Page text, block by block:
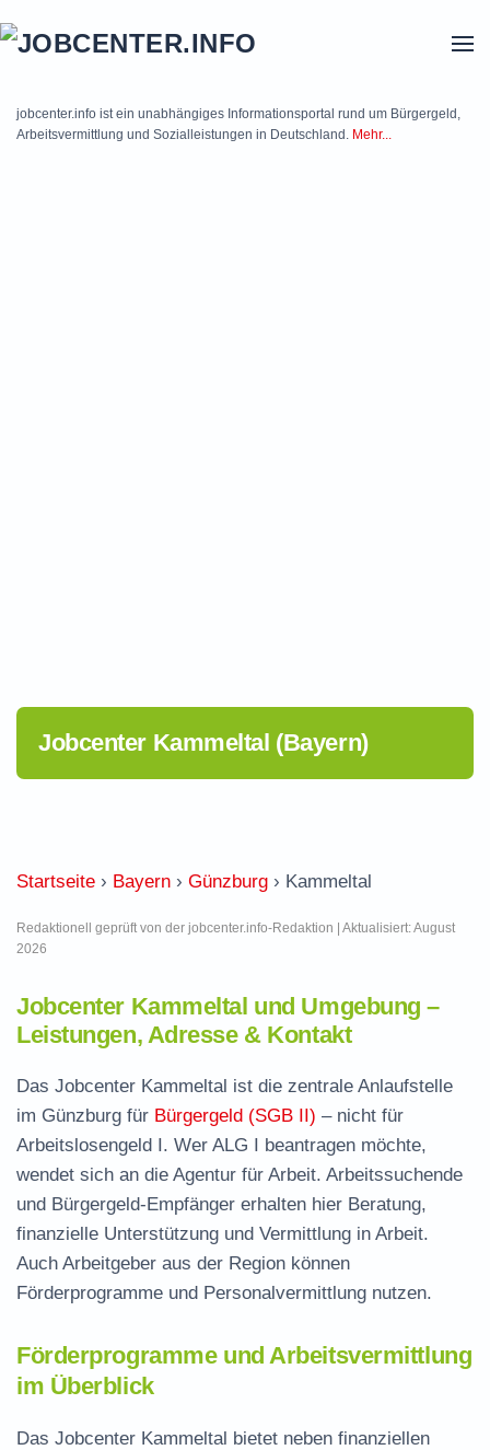
jobcenter.info ist ein unabhängiges Informationsportal rund um Bürgergeld,
Arbeitsvermittlung und Sozialleistungen in Deutschland. Mehr...
Jobcenter Kammeltal (Bayern)
Startseite › Bayern › Günzburg › Kammeltal
Redaktionell geprüft von der jobcenter.info-Redaktion | Aktualisiert: August
2026
Jobcenter Kammeltal und Umgebung –
Leistungen, Adresse & Kontakt
Das Jobcenter Kammeltal ist die zentrale Anlaufstelle
im Günzburg für Bürgergeld (SGB II) – nicht für
Arbeitslosengeld I. Wer ALG I beantragen möchte,
wendet sich an die Agentur für Arbeit. Arbeitssuchende
und Bürgergeld-Empfänger erhalten hier Beratung,
finanzielle Unterstützung und Vermittlung in Arbeit.
Auch Arbeitgeber aus der Region können
Förderprogramme und Personalvermittlung nutzen.
Förderprogramme und Arbeitsvermittlung
im Überblick
Das Jobcenter Kammeltal bietet neben finanziellen